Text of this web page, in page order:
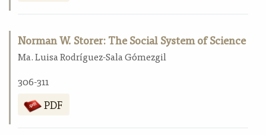
Norman W. Storer: The Social System of Science
Ma. Luisa Rodríguez-Sala Gómezgil
306-311
PDF